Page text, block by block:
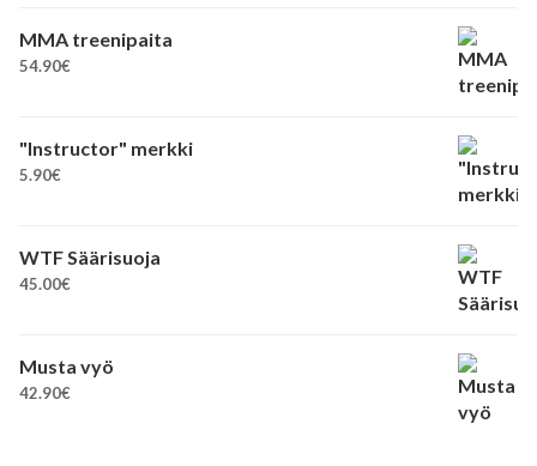
MMA treenipaita
54.90€
"Instructor" merkki
5.90€
WTF Säärisuoja
45.00€
Musta vyö
42.90€